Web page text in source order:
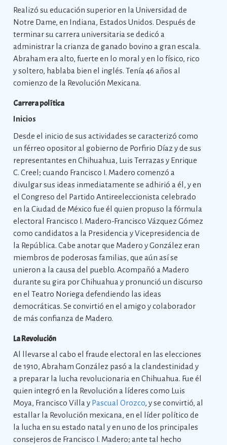
Realizó su educación superior en la Universidad de
Notre Dame, en Indiana, Estados Unidos. Después de
terminar su carrera universitaria se dedicó a
administrar la crianza de ganado bovino a gran escala.
Abraham era alto, fuerte en lo moral y en lo físico, rico
y soltero, hablaba bien el inglés. Tenía 46 años al
comienzo de la Revolución Mexicana.
Carrera política
Inicios
Desde el inicio de sus actividades se caracterizó como
un férreo opositor al gobierno de Porfirio Díaz y de sus
representantes en Chihuahua, Luis Terrazas y Enrique
C. Creel; cuando Francisco I. Madero comenzó a
divulgar sus ideas inmediatamente se adhirió a él, y en
el Congreso del Partido Antireeleccionista celebrado
en la Ciudad de México fue él quien propuso la fórmula
electoral Francisco I. Madero-Francisco Vázquez Gómez
como candidatos a la Presidencia y Vicepresidencia de
la República. Cabe anotar que Madero y González eran
miembros de poderosas familias, que aún así se
unieron a la causa del pueblo. Acompañó a Madero
durante su gira por Chihuahua y pronunció un discurso
en el Teatro Noriega defendiendo las ideas
democráticas. Se convirtió en el amigo y colaborador
de más confianza de Madero.
La Revolución
Al llevarse al cabo el fraude electoral en las elecciones
de 1910, Abraham González pasó a la clandestinidad y
a preparar la lucha revolucionaria en Chihuahua. Fue él
quien integró en la Revolución a líderes como Luis
Moya, Francisco Villa y Pascual Orozco, y se convirtió, al
estallar la Revolución mexicana, en el líder político de
la lucha en su estado natal y en uno de los principales
consejeros de Francisco I. Madero; ante tal hecho